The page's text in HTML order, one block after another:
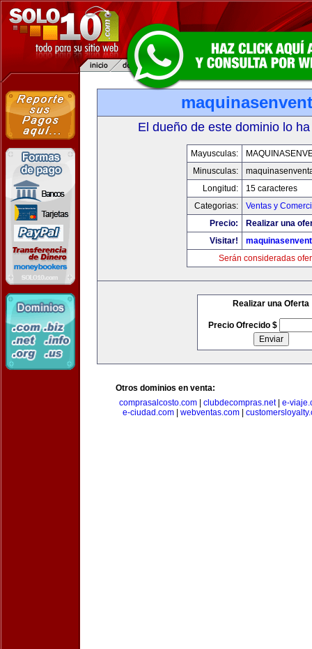
El dueño de este dominio lo
Mayusculas:
Minusculas:
Longitud:
15 caracteres
Categorias:
Ventas y
Precio:
Realizar una
Visitar!
Serán consideradas
Realizar una Oferta
Precio Ofrecido $
Otros dominios en venta:
comprasalcosto.com
clubdecompras.net| e-
e-ciudad.com| webventas.com|